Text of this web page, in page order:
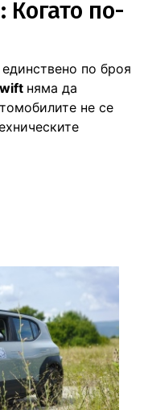
по-
по броя
няма да
не се